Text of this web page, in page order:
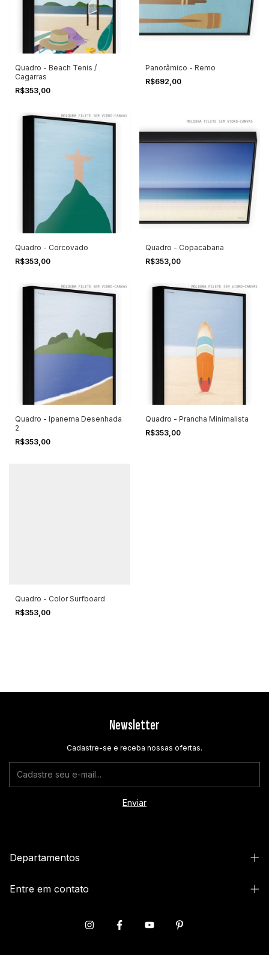
Quadro - Beach Tenis /
Cagarras
R$353,00
Panorâmico - Remo
R$692,00
Quadro - Corcovado
R$353,00
Quadro - Copacabana
R$353,00
Quadro - Ipanema Desenhada
2
R$353,00
Quadro - Prancha Minimalista
R$353,00
Quadro - Color Surfboard
R$353,00
Newsletter
Cadastre-se e receba nossas ofertas.
Departamentos
Entre em contato